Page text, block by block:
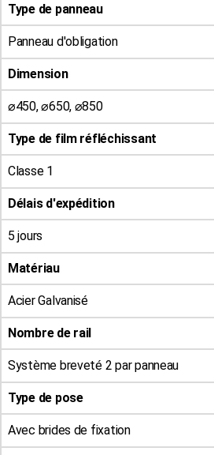
Type de panneau
Panneau d'obligation
Dimension
⌀450, ⌀650, ⌀850
Type de film réfléchissant
Classe 1
Délais d'expédition
5 jours
Matériau
Acier Galvanisé
Nombre de rail
Système breveté 2 par panneau
Type de pose
Avec brides de fixation